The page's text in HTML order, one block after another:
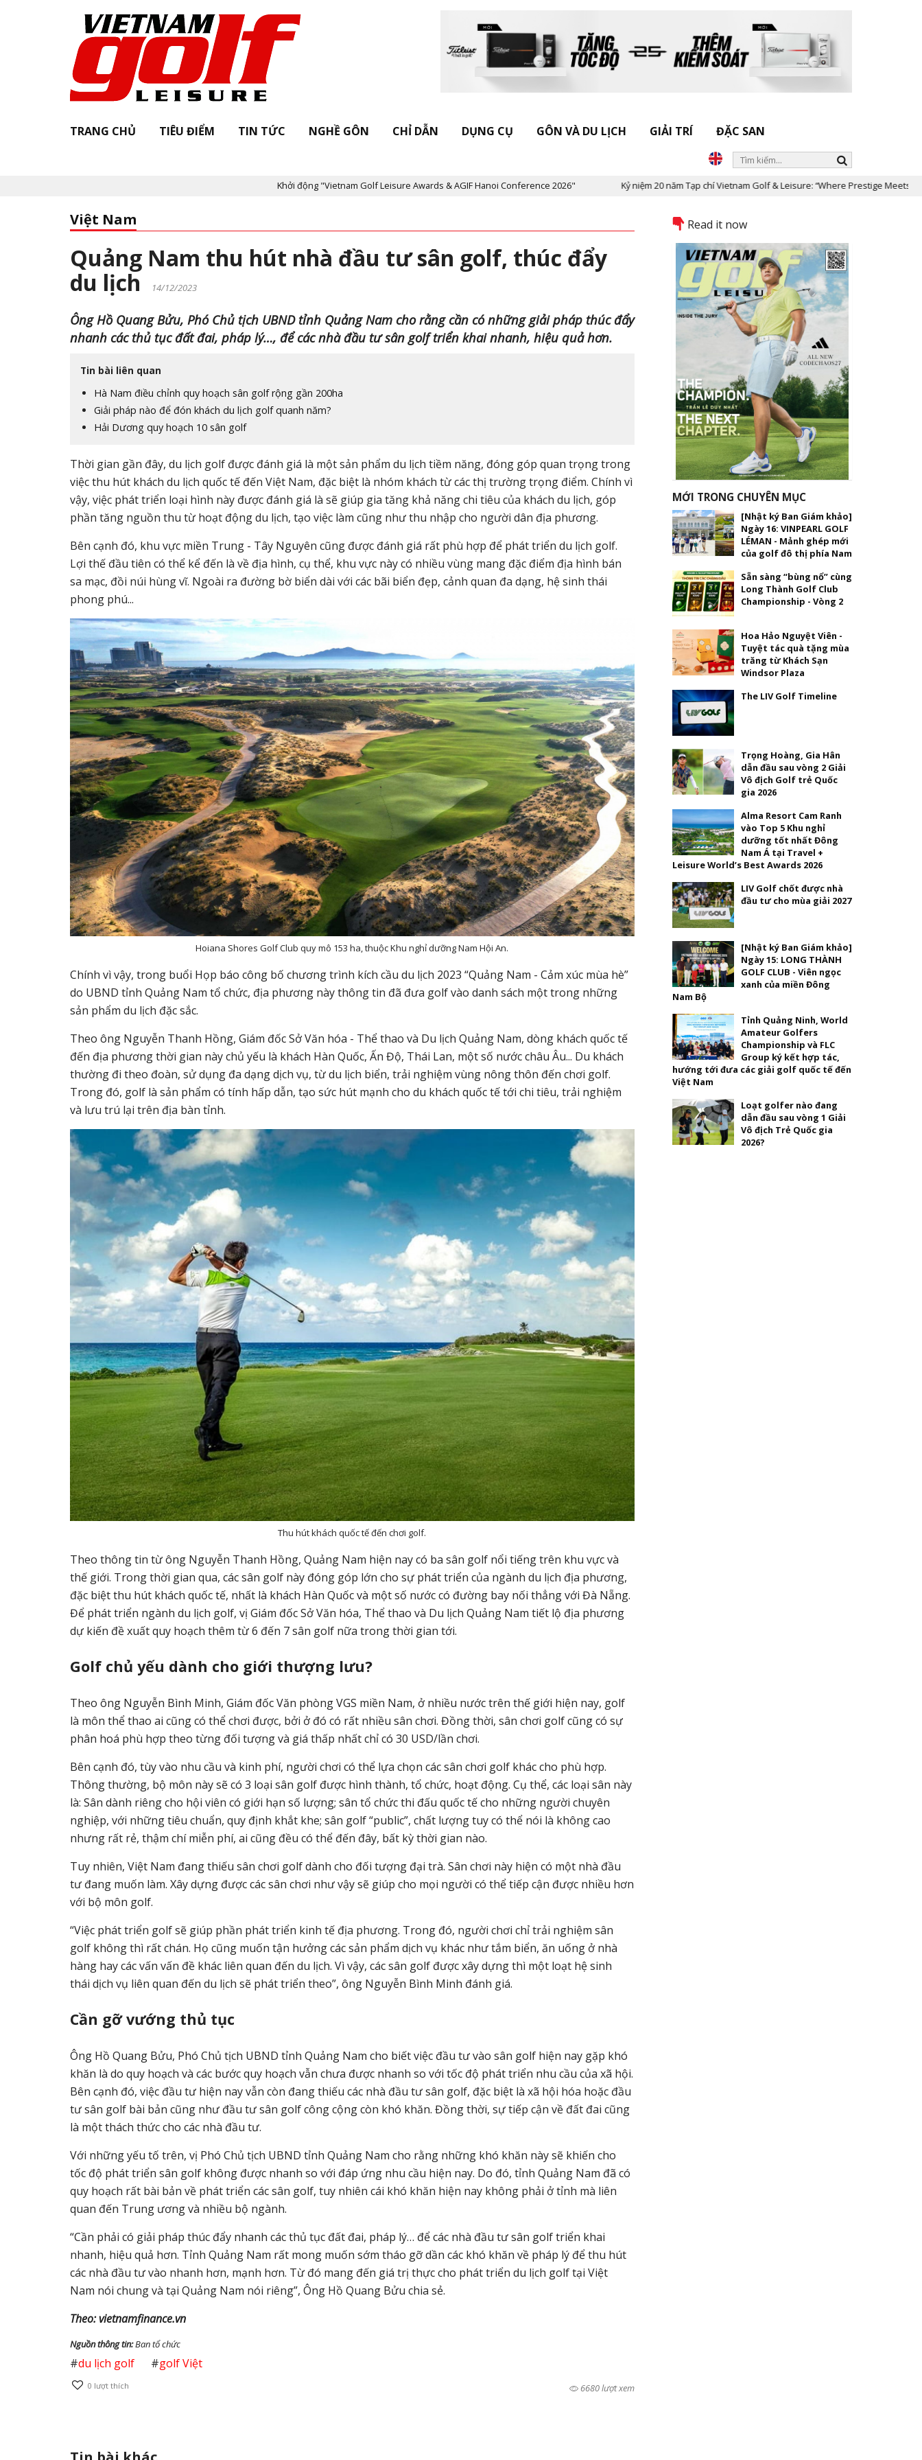
TRANG CHỦ TIÊU ĐIỂM TIN TỨC NGHỀ GÔN CHỈ DẪN DỤNG CỤ GÔN VÀ DU LỊCH GIẢI TRÍ ĐẶC SAN
Khởi động "Vietnam Golf Leisure Awards & AGIF Hanoi Conference 2026" Kỷ niệm 20 năm Tạp chí Vietnam Golf & Leisure: “Where Prestige Meets Legacy”
Việt Nam
Quảng Nam thu hút nhà đầu tư sân golf, thúc đẩy
du lịch
14/12/2023
Ông Hồ Quang Bửu, Phó Chủ tịch UBND tỉnh Quảng Nam cho rằng cần có những giải pháp thúc đẩy
nhanh các thủ tục đất đai, pháp lý…, để các nhà đầu tư sân golf triển khai nhanh, hiệu quả hơn.
Tin bài liên quan
Hà Nam điều chỉnh quy hoạch sân golf rộng gần 200ha
Giải pháp nào để đón khách du lịch golf quanh năm?
Hải Dương quy hoạch 10 sân golf
Thời gian gần đây, du lịch golf được đánh giá là một sản phẩm du lịch tiềm năng, đóng góp quan trọng trong
việc thu hút khách du lịch quốc tế đến Việt Nam, đặc biệt là nhóm khách từ các thị trường trọng điểm. Chính vì
vậy, việc phát triển loại hình này được đánh giá là sẽ giúp gia tăng khả năng chi tiêu của khách du lịch, góp
phần tăng nguồn thu từ hoạt động du lịch, tạo việc làm cũng như thu nhập cho người dân địa phương.
Bên cạnh đó, khu vực miền Trung - Tây Nguyên cũng được đánh giá rất phù hợp để phát triển du lịch golf.
Lợi thế đầu tiên có thể kể đến là về địa hình, cụ thể, khu vực này có nhiều vùng mang đặc điểm địa hình bán
sa mạc, đồi núi hùng vĩ. Ngoài ra đường bờ biển dài với các bãi biển đẹp, cảnh quan đa dạng, hệ sinh thái
phong phú...
Hoiana Shores Golf Club quy mô 153 ha, thuộc Khu nghỉ dưỡng Nam Hội An.
Chính vì vậy, trong buổi Họp báo công bố chương trình kích cầu du lịch 2023 “Quảng Nam - Cảm xúc mùa hè”
do UBND tỉnh Quảng Nam tổ chức, địa phương này thông tin đã đưa golf vào danh sách một trong những
sản phẩm du lịch đặc sắc.
Theo ông Nguyễn Thanh Hồng, Giám đốc Sở Văn hóa - Thể thao và Du lịch Quảng Nam, dòng khách quốc tế
đến địa phương thời gian này chủ yếu là khách Hàn Quốc, Ấn Độ, Thái Lan, một số nước châu Âu... Du khách
thường đi theo đoàn, sử dụng đa dạng dịch vụ, từ du lịch biển, trải nghiệm vùng nông thôn đến chơi golf.
Trong đó, golf là sản phẩm có tính hấp dẫn, tạo sức hút mạnh cho du khách quốc tế tới chi tiêu, trải nghiệm
và lưu trú lại trên địa bàn tỉnh.
Thu hút khách quốc tế đến chơi golf.
Theo thông tin từ ông Nguyễn Thanh Hồng, Quảng Nam hiện nay có ba sân golf nổi tiếng trên khu vực và
thế giới. Trong thời gian qua, các sân golf này đóng góp lớn cho sự phát triển của ngành du lịch địa phương,
đặc biệt thu hút khách quốc tế, nhất là khách Hàn Quốc và một số nước có đường bay nối thẳng với Đà Nẵng.
Để phát triển ngành du lịch golf, vị Giám đốc Sở Văn hóa, Thể thao và Du lịch Quảng Nam tiết lộ địa phương
dự kiến đề xuất quy hoạch thêm từ 6 đến 7 sân golf nữa trong thời gian tới.
Golf chủ yếu dành cho giới thượng lưu?
Theo ông Nguyễn Bình Minh, Giám đốc Văn phòng VGS miền Nam, ở nhiều nước trên thế giới hiện nay, golf
là môn thể thao ai cũng có thể chơi được, bởi ở đó có rất nhiều sân chơi. Đồng thời, sân chơi golf cũng có sự
phân hoá phù hợp theo từng đối tượng và giá thấp nhất chỉ có 30 USD/lần chơi.
Bên cạnh đó, tùy vào nhu cầu và kinh phí, người chơi có thể lựa chọn các sân chơi golf khác cho phù hợp.
Thông thường, bộ môn này sẽ có 3 loại sân golf được hình thành, tổ chức, hoạt động. Cụ thể, các loại sân này
là: Sân dành riêng cho hội viên có giới hạn số lượng; sân tổ chức thi đấu quốc tế cho những người chuyên
nghiệp, với những tiêu chuẩn, quy định khắt khe; sân golf “public”, chất lượng tuy có thể nói là không cao
nhưng rất rẻ, thậm chí miễn phí, ai cũng đều có thể đến đây, bất kỳ thời gian nào.
Tuy nhiên, Việt Nam đang thiếu sân chơi golf dành cho đối tượng đại trà. Sân chơi này hiện có một nhà đầu
tư đang muốn làm. Xây dựng được các sân chơi như vậy sẽ giúp cho mọi người có thể tiếp cận được nhiều hơn
với bộ môn golf.
“Việc phát triển golf sẽ giúp phần phát triển kinh tế địa phương. Trong đó, người chơi chỉ trải nghiệm sân
golf không thì rất chán. Họ cũng muốn tận hưởng các sản phẩm dịch vụ khác như tắm biển, ăn uống ở nhà
hàng hay các vấn vấn đề khác liên quan đến du lịch. Vì vậy, các sân golf được xây dựng thì một loạt hệ sinh
thái dịch vụ liên quan đến du lịch sẽ phát triển theo”, ông Nguyễn Bình Minh đánh giá.
Cần gỡ vướng thủ tục
Ông Hồ Quang Bửu, Phó Chủ tịch UBND tỉnh Quảng Nam cho biết việc đầu tư vào sân golf hiện nay gặp khó
khăn là do quy hoạch và các bước quy hoạch vẫn chưa được nhanh so với tốc độ phát triển nhu cầu của xã hội.
Bên cạnh đó, việc đầu tư hiện nay vẫn còn đang thiếu các nhà đầu tư sân golf, đặc biệt là xã hội hóa hoặc đầu
tư sân golf bài bản cũng như đầu tư sân golf công cộng còn khó khăn. Đồng thời, sự tiếp cận về đất đai cũng
là một thách thức cho các nhà đầu tư.
Với những yếu tố trên, vị Phó Chủ tịch UBND tỉnh Quảng Nam cho rằng những khó khăn này sẽ khiến cho
tốc độ phát triển sân golf không được nhanh so với đáp ứng nhu cầu hiện nay. Do đó, tỉnh Quảng Nam đã có
quy hoạch rất bài bản về phát triển các sân golf, tuy nhiên cái khó khăn hiện nay không phải ở tỉnh mà liên
quan đến Trung ương và nhiều bộ ngành.
“Cần phải có giải pháp thúc đẩy nhanh các thủ tục đất đai, pháp lý… để các nhà đầu tư sân golf triển khai
nhanh, hiệu quả hơn. Tỉnh Quảng Nam rất mong muốn sớm tháo gỡ dần các khó khăn về pháp lý để thu hút
các nhà đầu tư vào nhanh hơn, mạnh hơn. Từ đó mang đến giá trị thực cho phát triển du lịch golf tại Việt
Nam nói chung và tại Quảng Nam nói riêng”, Ông Hồ Quang Bửu chia sẻ.
Theo: vietnamfinance.vn
Nguồn thông tin:Ban tổ chức
#du lịch golf #golf Việt
0 lượt thích 6680 lượt xem
Read it now
MỚI TRONG CHUYÊN MỤC
[Nhật ký Ban Giám khảo]
Ngày 16: VINPEARL GOLF
LÉMAN - Mảnh ghép mới
của golf đô thị phía Nam
Sẵn sàng “bùng nổ” cùng
Long Thành Golf Club
Championship - Vòng 2
Hoa Hảo Nguyệt Viên -
Tuyệt tác quà tặng mùa
trăng từ Khách Sạn
Windsor Plaza
The LIV Golf Timeline
Trọng Hoàng, Gia Hân
dẫn đầu sau vòng 2 Giải
Vô địch Golf trẻ Quốc
gia 2026
Alma Resort Cam Ranh
vào Top 5 Khu nghỉ
dưỡng tốt nhất Đông
Nam Á tại Travel +
Leisure World’s Best Awards 2026
LIV Golf chốt được nhà
đầu tư cho mùa giải 2027
[Nhật ký Ban Giám khảo]
Ngày 15: LONG THÀNH
GOLF CLUB - Viên ngọc
xanh của miền Đông
Nam Bộ
Tỉnh Quảng Ninh, World
Amateur Golfers
Championship và FLC
Group ký kết hợp tác,
hướng tới đưa các giải golf quốc tế đến
Việt Nam
Loạt golfer nào đang
dẫn đầu sau vòng 1 Giải
Vô địch Trẻ Quốc gia
2026?